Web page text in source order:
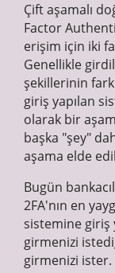
Çift aşamalı
Factor
erişim için iki
Genellikle
şekillerinin
giriş yapılan
olarak bir
başka "şey"
aşama elde
Bugün
2FA'nın en
sistemine giriş
girmenizi
girmenizi ister.